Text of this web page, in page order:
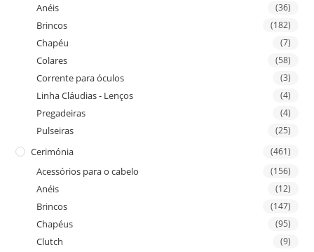
Anéis (36)
Brincos (182)
Chapéu (7)
Colares (58)
Corrente para óculos (3)
Linha Cláudias - Lenços (4)
Pregadeiras (4)
Pulseiras (25)
Cerimónia (461)
Acessórios para o cabelo (156)
Anéis (12)
Brincos (147)
Chapéus (95)
Clutch (9)